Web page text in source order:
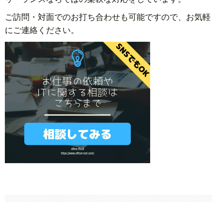
ご訪問・対面でのお打ち合わせも可能ですので、お気軽
にご連絡ください。